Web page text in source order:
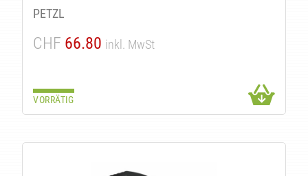
PETZL
CHF 66.80 inkl. MwSt
VORRÄTIG